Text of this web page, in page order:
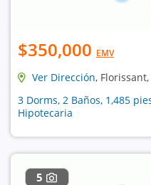
$350,000 EMV
Ver Dirección,
3 Dorms, 2 Baños, 1,485
Hipotecaria
5